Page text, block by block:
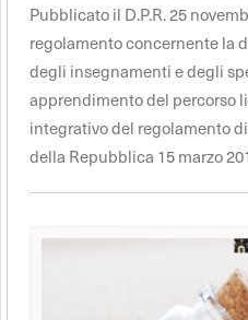
Pubblicato il D.P.R. 25
regolamento concernente la
degli insegnamenti e degli
apprendimento del percorso
integrativo del regolamento
della Repubblica 15 marzo